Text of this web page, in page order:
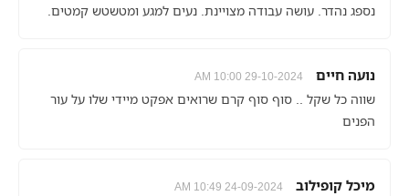
נספג נהדר. עושה עבודה מצויינת. נעים למגע ומטשטש קמטים.
נועה חיים 29-10-2024 10:00 AM
שווה כל שקל .. סוף סוף קרם שרואים אפקט מיידי שלו על עור
הפנים
מיכל קופילוב 24-09-2024 10:49 AM